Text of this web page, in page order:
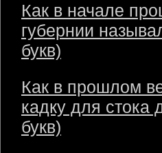
Как в начале
губернии
букв)
Как в прошлом
кадку для
букв)